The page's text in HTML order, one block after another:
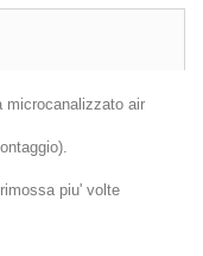
microcanalizzato air
piu' volte